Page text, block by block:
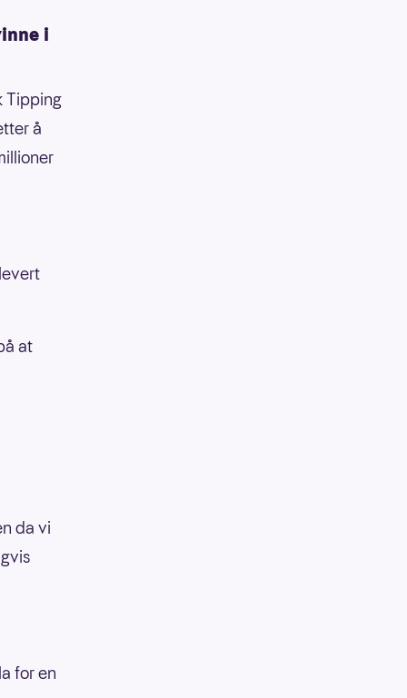
i
Tipping
å
at
da vi
for en